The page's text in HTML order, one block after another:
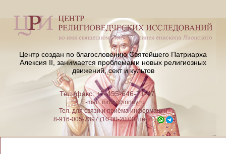
Центр создан по благословению Святейшего Патриарха
Алексия II, занимается проблемами новых религиозных
движений, сект и культов
Тел./факс: +7-495-646-71-47
E-mail:iriney@iriney.ru
Тел. для связи и приёма информации
8-916-005-7397 (10:00-20:00, пн-пт)